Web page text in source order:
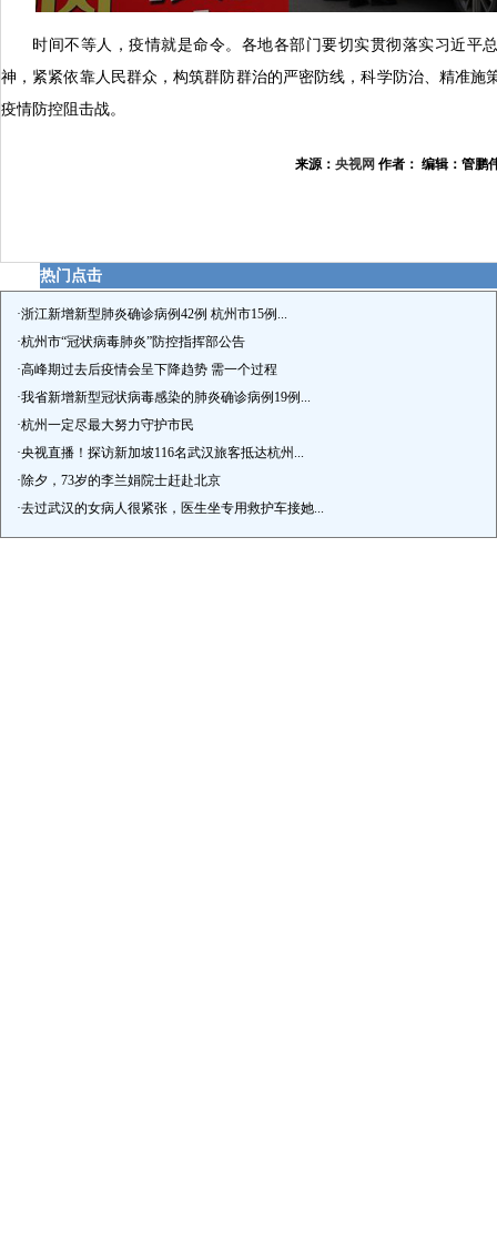
时间不等人，疫情就是命令。各地各部门要切实贯彻落实习近平
神，紧紧依靠人民群众，构筑群防群治的严密防线，科学防治、精准施
疫情防控阻击战。
来源： 央视网 作者： 编辑：管鹏
热门点击
·浙江新增新型肺炎确诊病例42例 杭州市15例...
·杭州市“冠状病毒肺炎”防控指挥部公告
·高峰期过去后疫情会呈下降趋势 需一个过程
·我省新增新型冠状病毒感染的肺炎确诊病例19例...
·杭州一定尽最大努力守护市民
·央视直播！探访新加坡116名武汉旅客抵达杭州...
·除夕，73岁的李兰娟院士赶赴北京
·去过武汉的女病人很紧张，医生坐专用救护车接她...